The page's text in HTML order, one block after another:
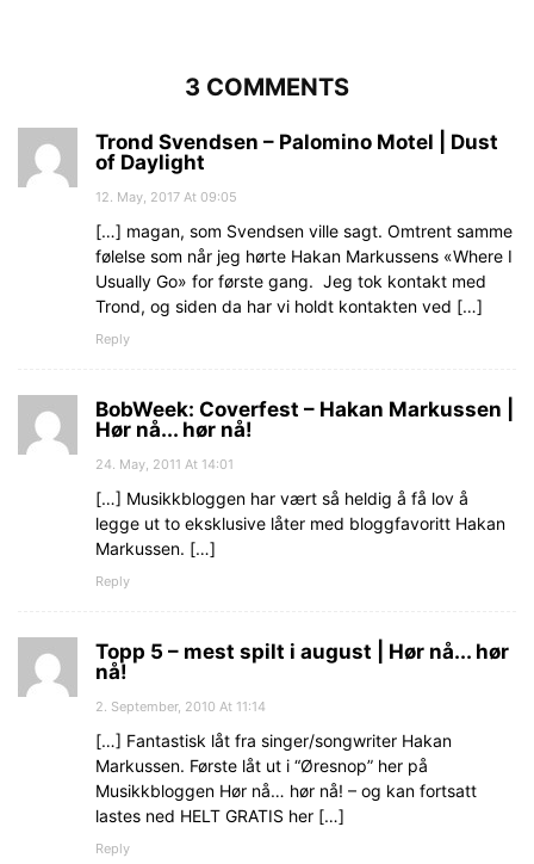
3 COMMENTS
Trond Svendsen – Palomino Motel | Dust
of Daylight
12. May, 2017 At 09:05
[…] magan, som Svendsen ville sagt. Omtrent samme
følelse som når jeg hørte Hakan Markussens «Where I
Usually Go» for første gang. Jeg tok kontakt med
Trond, og siden da har vi holdt kontakten ved […]
Reply
BobWeek: Coverfest – Hakan Markussen |
Hør nå... hør nå!
24. May, 2011 At 14:01
[…] Musikkbloggen har vært så heldig å få lov å
legge ut to eksklusive låter med bloggfavoritt Hakan
Markussen. […]
Reply
Topp 5 – mest spilt i august | Hør nå... hør
nå!
2. September, 2010 At 11:14
[…] Fantastisk låt fra singer/songwriter Hakan
Markussen. Første låt ut i “Øresnop” her på
Musikkbloggen Hør nå… hør nå! – og kan fortsatt
lastes ned HELT GRATIS her […]
Reply